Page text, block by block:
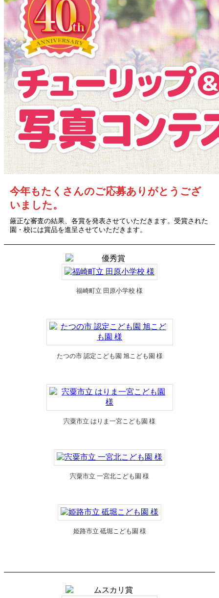
今年もたくさんのご応募ありがとうござ
いました。
厳正な審査の結果、各賞を発表させていただきます。受賞された
園・校には賞品を進呈させていただきます。
福崎町立 田原小学校 様
たつの市 認定こども園 旭こども園 様
宍粟市立 はりま一宮こども園 様
宍粟市立 一宮北こども園 様
姫路市立 砥堀こども園 様